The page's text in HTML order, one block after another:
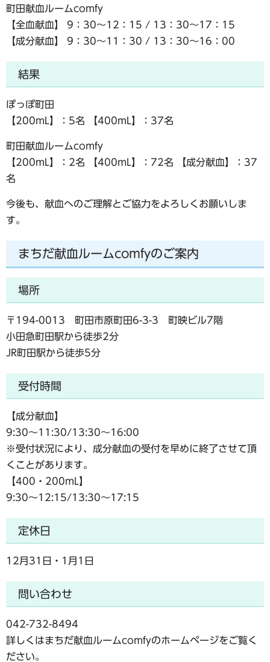
町田献血ルームcomfy
【全血献血】 9：30～12：15 / 13：30～17：15
【成分献血】 9：30～11：30 / 13：30～16：00
結果
ぽっぽ町田
【200mL】：5名 【400mL】：37名
町田献血ルームcomfy
【200mL】：2名 【400mL】：72名 【成分献血】：37
名
今後も、献血へのご理解とご協力をよろしくお願いしま
す。
まちだ献血ルームcomfyのご案内
場所
〒194-0013 町田市原町田6-3-3 町映ビル7階
小田急町田駅から徒歩2分
JR町田駅から徒歩5分
受付時間
【成分献血】
9:30～11:30/13:30～16:00
※受付状況により、成分献血の受付を早めに終了させて頂
くことがあります。
【400・200mL】
9:30～12:15/13:30～17:15
定休日
12月31日・1月1日
問い合わせ
042-732-8494
詳しくはまちだ献血ルームcomfyのホームページをご覧く
ださい。